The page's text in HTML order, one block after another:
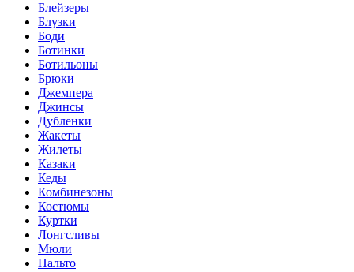
Блейзеры
Блузки
Боди
Ботинки
Ботильоны
Брюки
Джемпера
Джинсы
Дубленки
Жакеты
Жилеты
Казаки
Кеды
Комбинезоны
Костюмы
Куртки
Лонгсливы
Мюли
Пальто